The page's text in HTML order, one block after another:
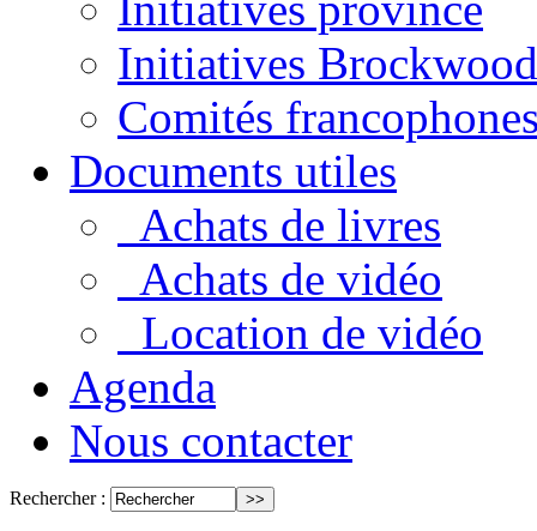
Initiatives Brockwood
Comités
Documents utiles
Achats de livres
Achats de vidéo
Location de vidéo
Agenda
Nous contacter
Rechercher :